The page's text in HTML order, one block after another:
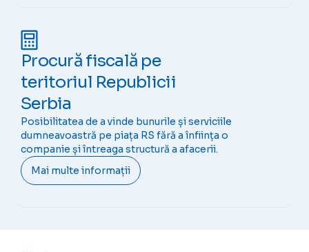
Procură fiscală pe
teritoriul Republicii
Serbia
Posibilitatea de a vinde bunurile și serviciile
dumneavoastră pe piața RS fără a înființa o
companie și întreaga structură a afacerii.
Mai multe informații